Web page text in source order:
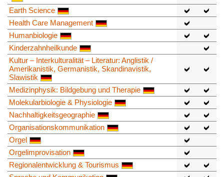
Earth Science
Health Care Management
Humanbiologie
Kinderzahnheilkunde
Kultur – Interkulturalität – Literatur: Anglistik /
Amerikanistik, Germanistik, Skandinavistik,
Slawistik
Medizinphysik: Bildgebung und Therapie
Molekularbiologie & Physiologie
Nachhaltigkeitsgeographie
Organisationskommunikation
Orgel
Orgelimprovisation
Regionalentwicklung & Tourismus